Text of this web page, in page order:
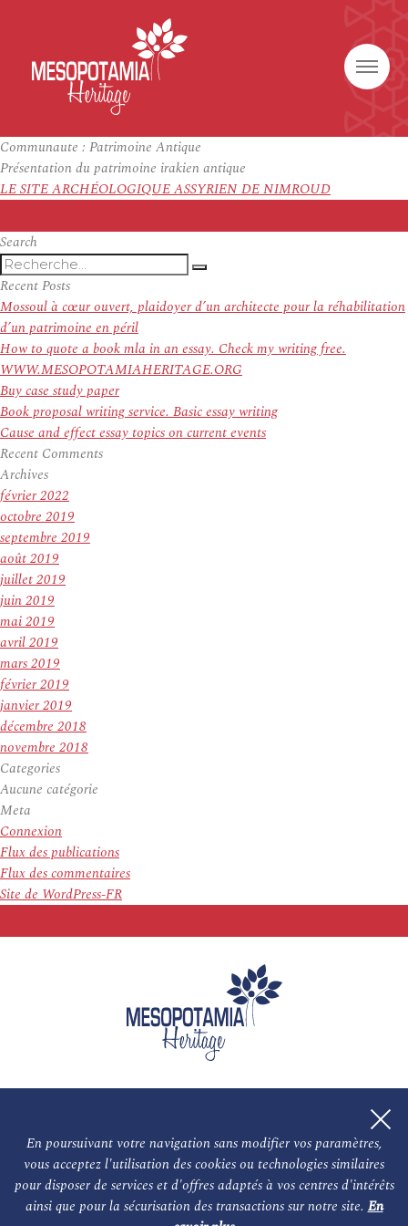
En poursuivant votre navigation sans modifier vos paramètres,
vous acceptez l'utilisation des cookies ou technologies similaires
pour disposer de services et d'offres adaptés à vos centres d'intérêts
ainsi que pour la sécurisation des transactions sur notre site.En
Communaute : Patrimoine Antique
Présentation du patrimoine irakien antique
LE SITE ARCHÉOLOGIQUE ASSYRIEN DE NIMROUD
Search
Recherche
pour
:
Recherche
Recent Posts
Mossoul à cœur ouvert, plaidoyer d’un architecte pour la réhabilitation
d’un patrimoine en péril
How to quote a book mla in an essay. Check my writing free.
WWW.MESOPOTAMIAHERITAGE.ORG
Buy case study paper
Book proposal writing service. Basic essay writing
Cause and effect essay topics on current events
Recent Comments
Archives
février 2022
octobre 2019
septembre 2019
août 2019
juillet 2019
juin 2019
mai 2019
avril 2019
mars 2019
février 2019
janvier 2019
décembre 2018
novembre 2018
Categories
Aucune catégorie
Meta
Connexion
Flux des publications
Flux des commentaires
Site de WordPress-FR
L'association NOS PARTENAIRES
Le conseil scientifique et nos experts Les auteurs